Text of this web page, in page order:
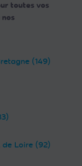
toutes vos
(149)
Loire (92)